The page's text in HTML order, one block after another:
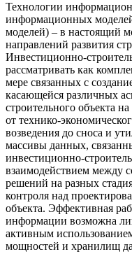
Технологии
информационных
моделей) – в настоящий
направлений развития
Инвестиционно-
рассматривать как
мере связанных с
касающейся различных
строительного объекта
от технико-
возведения до сноса и
массивы данных,
инвестиционно-
взаимодействием между
решений на разных
контроля над
объекта. Эффективная
информации возможна
активным
мощностей и хранилищ